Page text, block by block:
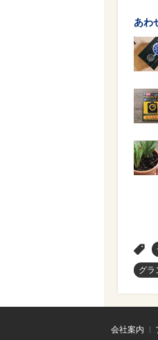
あわ
グラ
会社案内